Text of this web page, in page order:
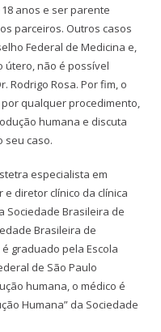
anos e ser parente
parceiros. Outros casos
Federal de Medicina e,
útero, não é possível
Rodrigo Rosa. Por fim, o
qualquer procedimento,
humana e discuta
seu caso.
especialista em
diretor clínico da clínica
Sociedade Brasileira de
Brasileira de
graduado pela Escola
de São Paulo
humana, o médico é
Humana” da Sociedade